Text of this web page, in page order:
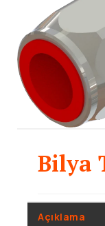
Pratissoli
PZB Pompalar
Hidrolik
intermot
Hydr.app
Bilya
Açıklama